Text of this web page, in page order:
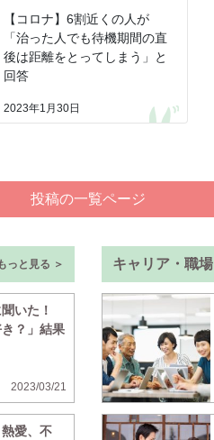
【コロナ】6割近くの人が
「治った人でも待機期間の直
後は距離をとってしまう」と
回答
2023年1月30日
投稿の一覧ページ
っと見る ＞
いた！
き？」結果
2023/03/21
熱愛、不
キャリア・職場